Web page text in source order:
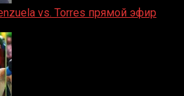
vs. Torres прямой эфир